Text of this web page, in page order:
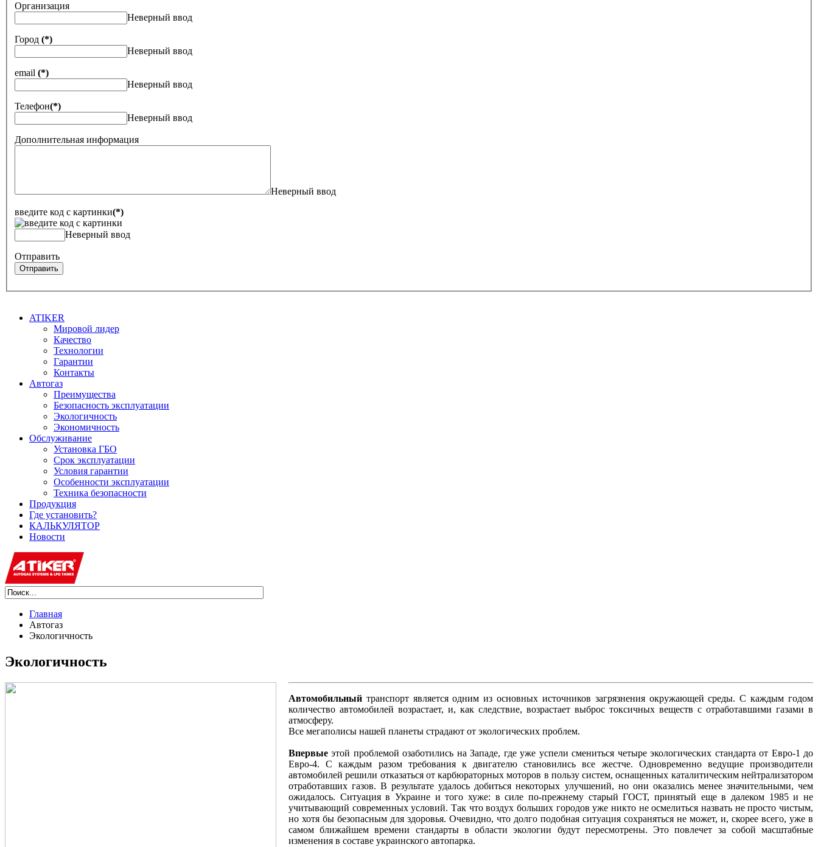
Организация
Неверный ввод
Город (*)
Неверный ввод
email (*)
Неверный ввод
Телефон(*)
Неверный ввод
Дополнительная информация
Неверный ввод
введите код с картинки(*)
Неверный ввод
Отправить
Отправить
ATIKER
Мировой лидер
Качество
Технологии
Гарантии
Контакты
Автогаз
Преимущества
Безопасность эксплуатации
Экологичность
Экономичность
Обслуживание
Установка ГБО
Срок эксплуатации
Условия гарантии
Особенности эксплуатации
Техника безопасности
Продукция
Где установить?
КАЛЬКУЛЯТОР
Новости
Главная
Автогаз
Экологичность
Экологичность
Автомобильный транспорт является одним из основных источников загрязнения окружающей среды. С каждым годом
количество автомобилей возрастает, и, как следствие, возрастает выброс токсичных веществ с отработавшими газами в
атмосферу.
Все мегаполисы нашей планеты страдают от экологических проблем.
Впервые этой проблемой озаботились на Западе, где уже успели смениться четыре экологических стандарта от Евро-1 до
Евро-4. С каждым разом требования к двигателю становились все жестче. Одновременно ведущие производители
автомобилей решили отказаться от карбюраторных моторов в пользу систем, оснащенных каталитическим нейтрализатором
отработавших газов. В результате удалось добиться некоторых улучшений, но они оказались менее значительными, чем
ожидалось. Ситуация в Украине и того хуже: в силе по-прежнему старый ГОСТ, принятый еще в далеком 1985 и не
учитывающий современных условий. Так что воздух больших городов уже никто не осмелиться назвать не просто чистым,
но хотя бы безопасным для здоровья. Очевидно, что долго подобная ситуация сохраняться не может, и, скорее всего, уже в
самом ближайшем времени стандарты в области экологии будут пересмотрены. Это повлечет за собой масштабные
изменения в составе украинского автопарка.